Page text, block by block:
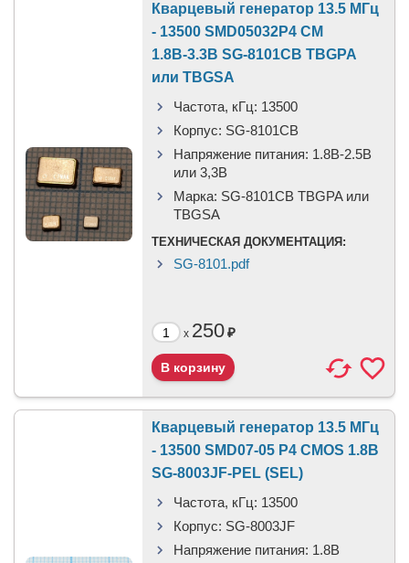
Кварцевый генератор 13.5 МГц
- 13500 SMD05032P4 CM
1.8В-3.3В SG-8101CB TBGPA
или TBGSA
Частота, кГц: 13500
Корпус: SG-8101CB
Напряжение питания: 1.8В-2.5B
или 3,3B
Марка: SG-8101CB TBGPA или
TBGSA
ТЕХНИЧЕСКАЯ ДОКУМЕНТАЦИЯ:
SG-8101.pdf
x 250₽
Кварцевый генератор 13.5 МГц
- 13500 SMD07-05 P4 CMOS 1.8В
SG-8003JF-PEL (SEL)
Частота, кГц: 13500
Корпус: SG-8003JF
Напряжение питания: 1.8В